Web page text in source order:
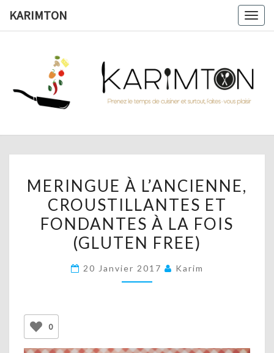
KARIMTON
Prenez
Le
Et
Faites-
Plaisir !
L’ANCIENNE,
CROUSTILLANTES
ET
FONDANTES
À
MERINGUE À L’ANCIENNE,
CROUSTILLANTES ET
FONDANTES À LA FOIS
(GLUTEN FREE)
20 Janvier 2017 Karim
0